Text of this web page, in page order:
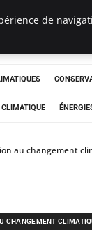
au changement
CHANGEMENT
de